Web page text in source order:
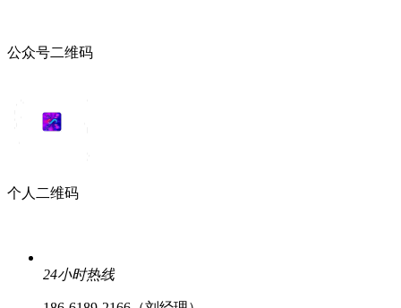
公众号二维码
个人二维码
24小时热线